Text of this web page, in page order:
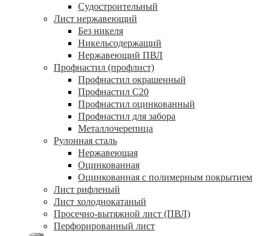
Судостроительный
Лист нержавеющий
Без никеля
Никельсодержащий
Нержавеющий ПВЛ
Профнастил (профлист)
Профнастил окрашенный
Профнастил С20
Профнастил оцинкованный
Профнастил для забора
Металлочерепица
Рулонная сталь
Нержавеющая
Оцинкованная
Оцинкованная с полимерным покрытием
Лист рифленый
Лист холоднокатаный
Просечно-вытяжной лист (ПВЛ)
Перфорированный лист